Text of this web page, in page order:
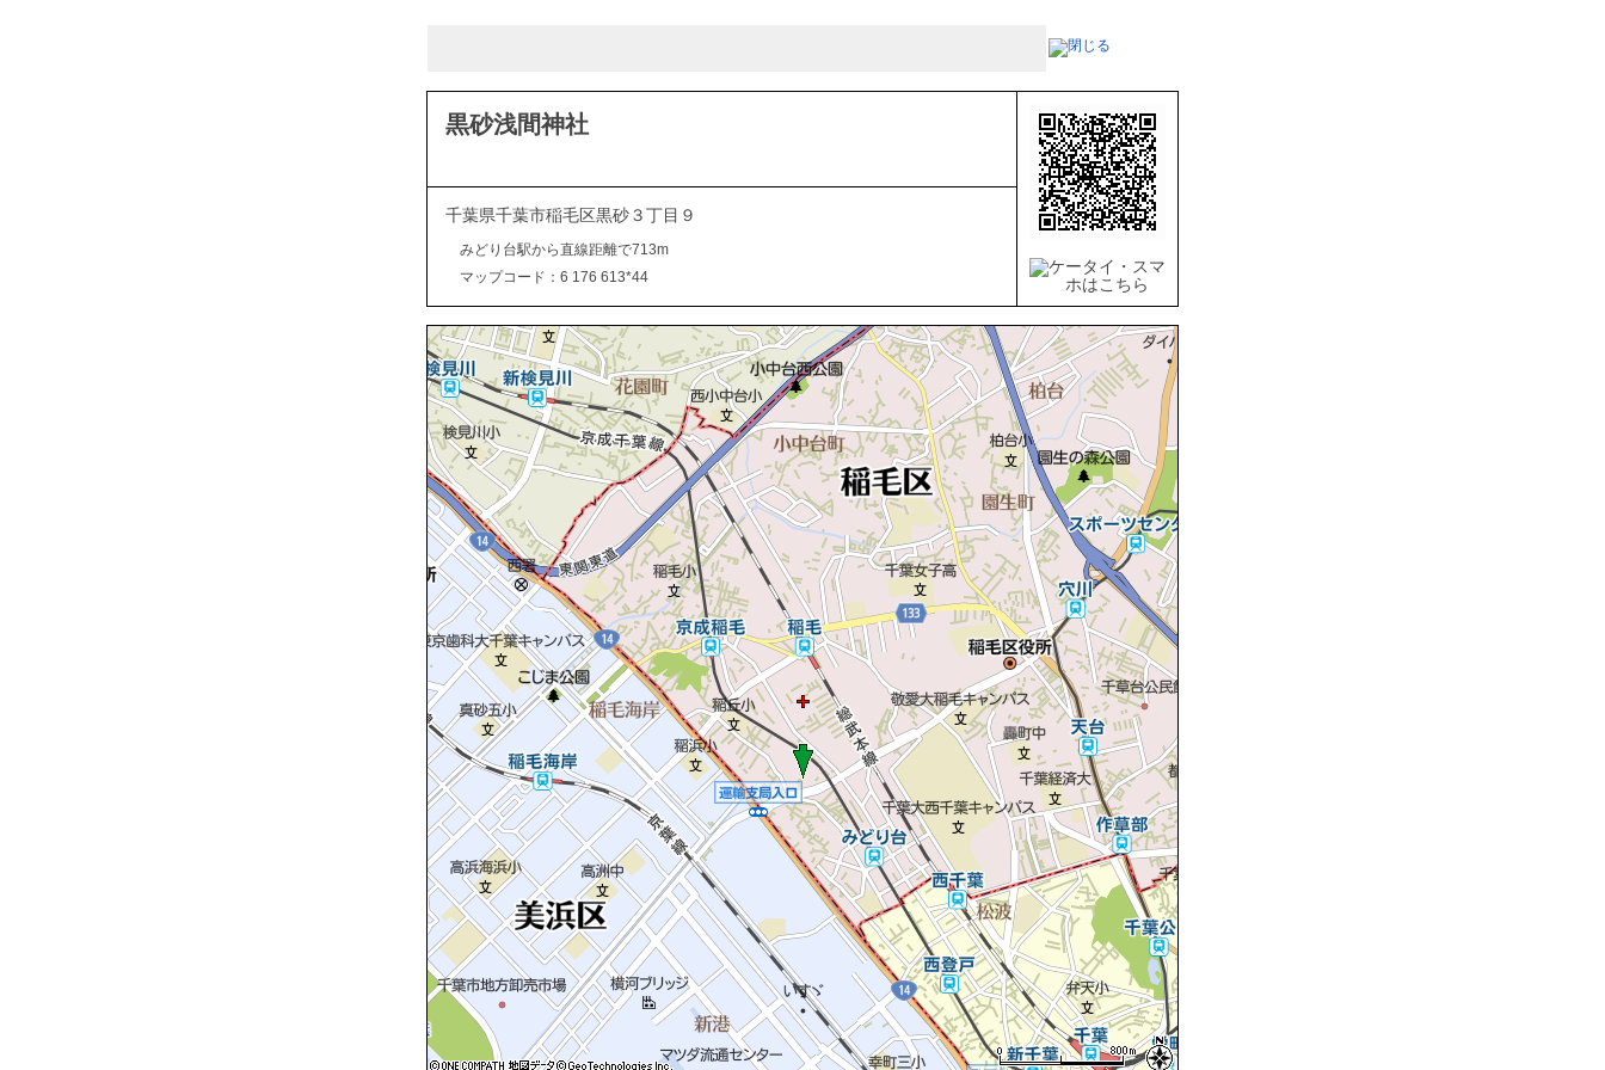
黒砂浅間神社
千葉県千葉市稲毛区黒砂３丁目９
みどり台駅から直線距離で713m
マップコード：6 176 613*44